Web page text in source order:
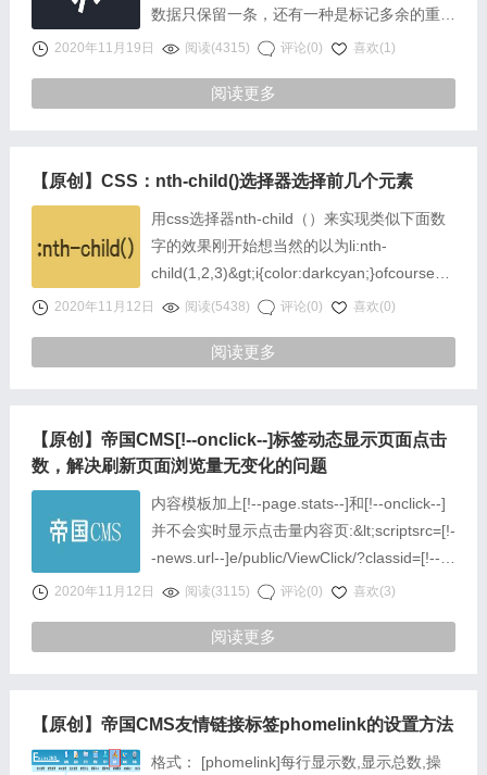
数据只保留一条，还有一种是标记多余的重复
数据为删除状态只保留一条，这样能最大限度
2020年11月19日 阅读(4315) 评论(0) 喜欢(1)
阅读更多
【原创】CSS：nth-child()选择器选择前几个元素
用css选择器nth-child（）来实现类似下面数
字的效果刚开始想当然的以为li:nth-
child(1,2,3)&gt;i{color:darkcyan;}ofcourse，
tooyongtoo&……
2020年11月12日 阅读(5438) 评论(0) 喜欢(0)
阅读更多
【原创】帝国CMS[!--onclick--]标签动态显示页面点击
数，解决刷新页面浏览量无变化的问题
内容模板加上[!--page.stats--]和[!--onclick--]
并不会实时显示点击量内容页:&lt;scriptsrc=[!-
-news.url--]e/public/ViewClick/?classid=[!--
classid--]&……
2020年11月12日 阅读(3115) 评论(0) 喜欢(3)
阅读更多
【原创】帝国CMS友情链接标签phomelink的设置方法
格式： [phomelink]每行显示数,显示总数,操